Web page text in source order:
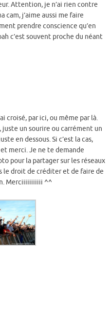
Attention, je n’ai rien contre
cam, j’aime aussi me faire
prendre conscience qu’en
c’est souvent proche du néant
croisé, par ici, ou même par là.
juste un sourire ou carrément un
en dessous. Si c’est la cas,
merci. Je ne te demande
pour la partager sur les réseaux
le droit de créditer et de faire de
Merciiiiiiiiiii ^^